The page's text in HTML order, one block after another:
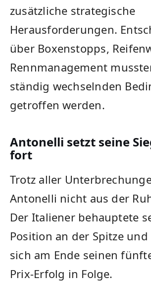
zusätzliche strategische
Herausforderungen.
über Boxenstopps,
Rennmanagement
ständig wechselnden
getroffen werden.
Antonelli setzt seine
fort
Trotz aller
Antonelli nicht aus der
Der Italiener behauptete
Position an der Spitze
sich am Ende seinen
Prix-Erfolg in Folge.